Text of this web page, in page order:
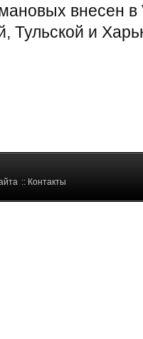
внесен в
Тульской и
:: Контакты